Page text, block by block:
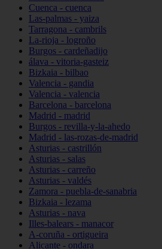
Cuenca - cuenca
Las-palmas - yaiza
Tarragona - cambrils
La-rioja - logroño
Burgos - cardeñadijo
álava - vitoria-gasteiz
Bizkaia - bilbao
Valencia - gandia
Valencia - valencia
Barcelona - barcelona
Madrid - madrid
Burgos - revilla-y-la-ahedo
Madrid - las-rozas-de-madrid
Asturias - castrillón
Asturias - salas
Asturias - carreño
Asturias - valdés
Zamora - puebla-de-sanabria
Bizkaia - lezama
Asturias - nava
Illes-balears - manacor
A-coruña - ortigueira
Alicante - ondara